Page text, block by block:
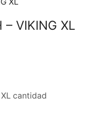
– VIKING XL
XL cantidad